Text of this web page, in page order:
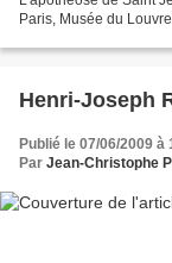
Paris, Musée du
Henri-Joseph
Publié le 07/06/2009 à
Par Jean-Christophe